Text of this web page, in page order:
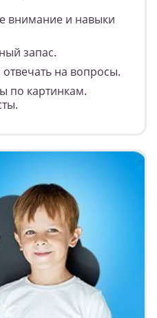
внимание и навыки
запас.
на вопросы.
по картинкам.